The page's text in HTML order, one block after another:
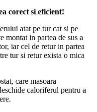
corect si eficient!
atat pe tur cat si pe
montat in partea de sus a
iar cel de retur in partea
tur si retur exista o mica
care masoara
caloriferul pentru a